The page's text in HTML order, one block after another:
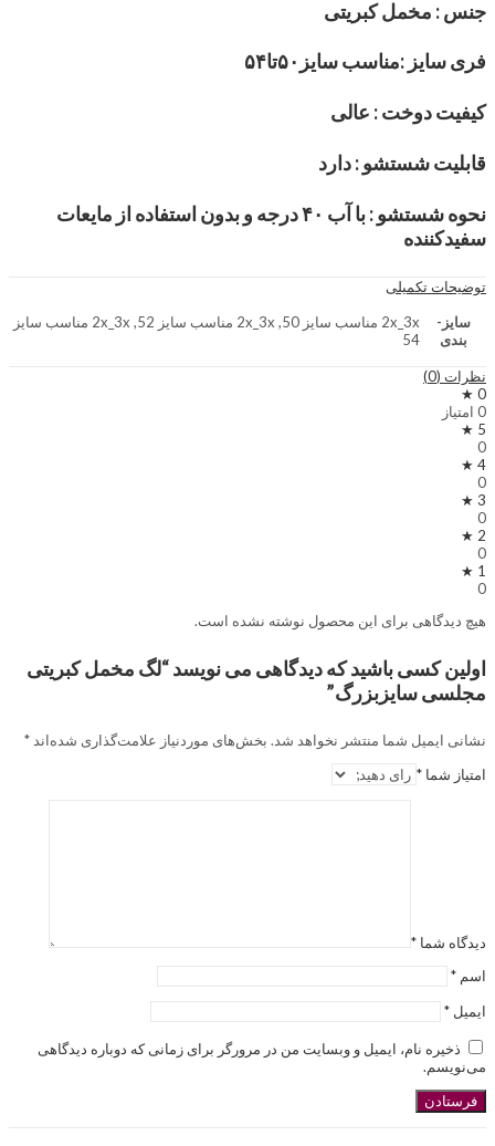
جنس : مخمل کبریتی
فری سایز :مناسب سایز۵۰تا۵۴
کیفیت دوخت : عالی
قابلیت شستشو : دارد
نحوه شستشو : با آب ۴۰ درجه و بدون استفاده از مایعات
سفیدکننده
توضیحات تکمیلی
سایز-
بندی
2x_3x مناسب سایز 50, 2x_3x مناسب سایز 52, 2x_3x مناسب سایز
54
نظرات (0)
0 ★
0 امتیاز
5 ★
0
4 ★
0
3 ★
0
2 ★
0
1 ★
0
هیچ دیدگاهی برای این محصول نوشته نشده است.
اولین کسی باشید که دیدگاهی می نویسد “لگ مخمل کبریتی
مجلسی سایزبزرگ”
نشانی ایمیل شما منتشر نخواهد شد. بخش‌های موردنیاز علامت‌گذاری شده‌اند *
امتیاز شما *
دیدگاه شما *
اسم *
ایمیل *
ذخیره نام، ایمیل و وبسایت من در مرورگر برای زمانی که دوباره دیدگاهی
می‌نویسم.